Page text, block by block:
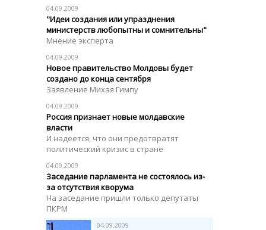
04.09.2009
"Идеи создания или упразднения
министерств любопытны и сомнительны"
Мнение эксперта
04.09.2009
Новое правительство Молдовы будет
создано до конца сентября
Заявление Михая Гимпу
04.09.2009
Россия признает новые молдавские
власти
И надеется, что они предотвратят
политический кризис в стране
04.09.2009
Заседание парламента не состоялось из-
за отсутствия кворума
На заседание пришли только депутаты
ПКРМ
04.09.2009